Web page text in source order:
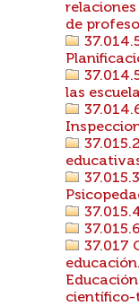
de
las
37.017
científico-